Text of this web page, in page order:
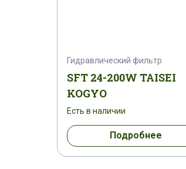
Гидравлический фильтр
SFT 24-200W TAISEI
KOGYO
Есть в наличии
Подробнее